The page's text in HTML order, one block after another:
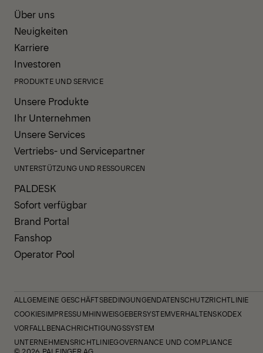
Über uns
Neuigkeiten
Karriere
Investoren
PRODUKTE UND SERVICE
Unsere Produkte
Ihr Unternehmen
Unsere Services
Vertriebs- und Servicepartner
UNTERSTÜTZUNG UND RESSOURCEN
PALDESK
Sofort verfügbar
Brand Portal
Fanshop
Operator Pool
ALLGEMEINE GESCHÄFTSBEDINGUNGENDATENSCHUTZRICHTLINIE
COOKIESIMPRESSUMHINWEISGEBERSYSTEMVERHALTENSKODEX
VORFALLBENACHRICHTIGUNGSSYSTEM
UNTERNEHMENSRICHTLINIEGOVERNANCE UND COMPLIANCE